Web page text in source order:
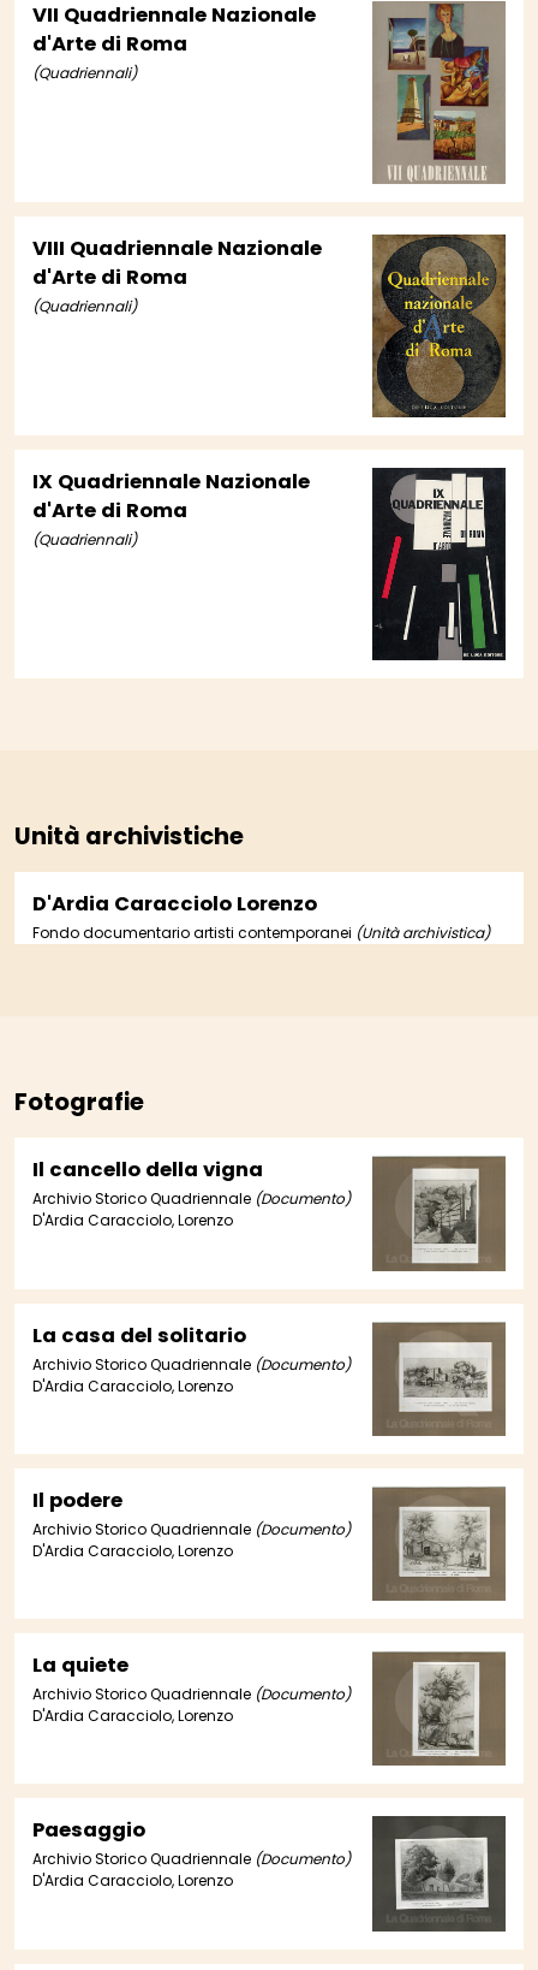
VII Quadriennale Nazionale
d'Arte di Roma
(Quadriennali)
VIII Quadriennale Nazionale
d'Arte di Roma
(Quadriennali)
IX Quadriennale Nazionale
d'Arte di Roma
(Quadriennali)
Unità archivistiche
D'Ardia Caracciolo Lorenzo
Fondo documentario artisti contemporanei (Unità archivistica)
Fotografie
Il cancello della vigna
Archivio Storico Quadriennale (Documento)
D'Ardia Caracciolo, Lorenzo
La casa del solitario
Archivio Storico Quadriennale (Documento)
D'Ardia Caracciolo, Lorenzo
Il podere
Archivio Storico Quadriennale (Documento)
D'Ardia Caracciolo, Lorenzo
La quiete
Archivio Storico Quadriennale (Documento)
D'Ardia Caracciolo, Lorenzo
Paesaggio
Archivio Storico Quadriennale (Documento)
D'Ardia Caracciolo, Lorenzo